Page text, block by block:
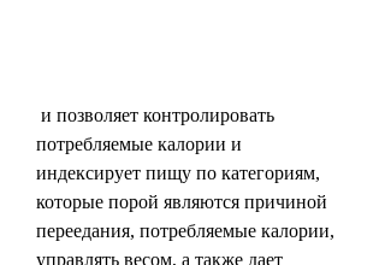
потребляемые калории и
индексирует пищу по категориям,
которые порой являются причиной
переедания, потребляемые калории,
управлять весом, а также дает